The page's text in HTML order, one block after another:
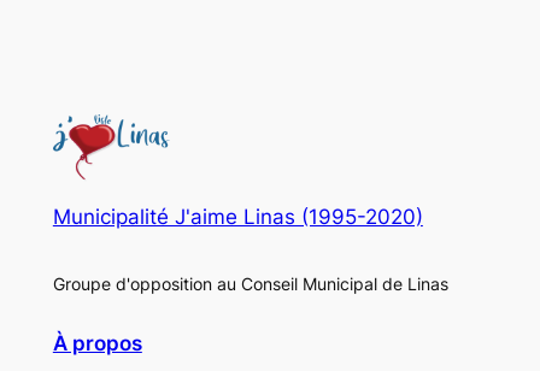
Municipalité J'aime Linas (1995-2020)
Groupe d'opposition au Conseil Municipal de Linas
À propos